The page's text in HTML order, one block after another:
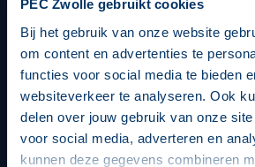
PEC Zwolle gebruikt cookies
Bij het gebruik van onze website
om content en advertenties te
functies voor social media te bieden
websiteverkeer te analyseren. Ook
delen over jouw gebruik van onze
voor social media, adverteren en
kunnen deze gegevens combineren